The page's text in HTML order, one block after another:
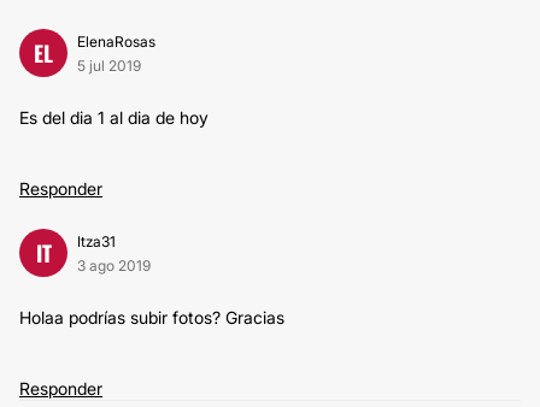
EL
ElenaRosas
5 jul 2019
Es del dia 1 al dia de hoy
Responder
IT
Itza31
3 ago 2019
Holaa podrías subir fotos? Gracias
Responder